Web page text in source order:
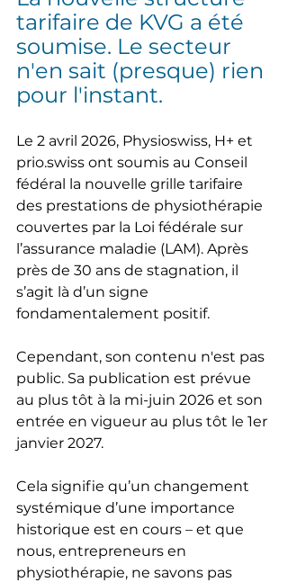
tarifaire de KVG a été
soumise. Le secteur
n'en sait (presque) rien
pour l'instant.
Le 2 avril 2026, Physioswiss, H+ et
prio.swiss ont soumis au Conseil
fédéral la nouvelle grille tarifaire
des prestations de physiothérapie
couvertes par la Loi fédérale sur
l’assurance maladie (LAM). Après
près de 30 ans de stagnation, il
s’agit là d’un signe
fondamentalement positif.
Cependant, son contenu n'est pas
public. Sa publication est prévue
au plus tôt à la mi-juin 2026 et son
entrée en vigueur au plus tôt le 1er
janvier 2027.
Cela signifie qu’un changement
systémique d’une importance
historique est en cours – et que
nous, entrepreneurs en
physiothérapie, ne savons pas